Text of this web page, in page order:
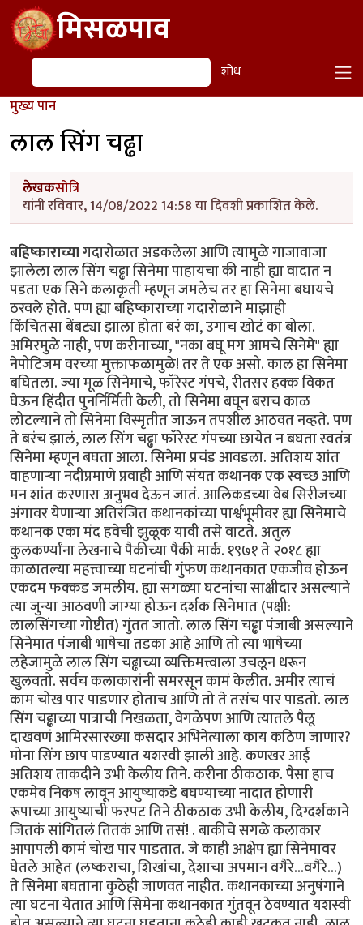
Skip to main contentमिसळपाव
शोध शोध
मुख्य पान
लाल सिंग चढ्ढा
लेखकसोत्रि
यांनी रविवार, 14/08/2022 14:58 या दिवशी प्रकाशित केले.
बहिष्काराच्यागदारोळात अडकलेला आणि त्यामुळे गाजावाजा
झालेला लाल सिंग चढ्ढा सिनेमा पाहायचा की नाही ह्या वादात न
पडता एक सिने कलाकृती म्हणून जमलेच तर हा सिनेमा बघायचे
ठरवले होते. पण ह्या बहिष्काराच्या गदारोळाने माझाही
किंचितसा बेंबट्या झाला होता बरं का, उगाच खोटं का बोला.
अमिरमुळे नाही, पण करीनाच्या, "नका बघू मग आमचे सिनेमे" ह्या
नेपोटिजम वरच्या मुक्ताफळामुळे! तर ते एक असो. काल हा सिनेमा
बघितला. ज्या मूळ सिनेमाचे, फॉरेस्ट गंपचे, रीतसर हक्क विकत
घेऊन हिंदीत पुनर्निर्मिती केली, तो सिनेमा बघून बराच काळ
लोटल्याने तो सिनेमा विस्मृतीत जाऊन तपशील आठवत नव्हते. पण
ते बरंच झालं, लाल सिंग चढ्ढा फॉरेस्ट गंपच्या छायेत न बघता स्वतंत्र
सिनेमा म्हणून बघता आला. सिनेमा प्रचंड आवडला. अतिशय शांत
वाहणाऱ्या नदीप्रमाणे प्रवाही आणि संयत कथानक एक स्वच्छ आणि
मन शांत करणारा अनुभव देऊन जातं. आलिकडच्या वेब सिरीजच्या
अंगावर येणाऱ्या अतिरंजित कथानकांच्या पार्श्वभूमीवर ह्या सिनेमाचे
कथानक एका मंद हवेची झुळूक यावी तसे वाटते. अतुल
कुलकर्ण्यांना लेखनाचे पैकीच्या पैकी मार्क. १९७१ ते २०१८ ह्या
काळातल्या महत्त्वाच्या घटनांची गुंफण कथानकात एकजीव होऊन
एकदम फक्कड जमलीय. ह्या सगळ्या घटनांचा साक्षीदार असल्याने
त्या जुन्या आठवणी जाग्या होऊन दर्शक सिनेमात (पक्षी:
लालसिंगच्या गोष्टीत) गुंतत जातो. लाल सिंग चढ्ढा पंजाबी असल्याने
सिनेमात पंजाबी भाषेचा तडका आहे आणि तो त्या भाषेच्या
लहेजामुळे लाल सिंग चढ्ढाच्या व्यक्तिमत्त्वाला उचलून धरून
खुलवतो. सर्वच कलाकारांनी समरसून कामं केलीत. अमीर त्याचं
काम चोख पार पाडणार होताच आणि तो ते तसंच पार पाडतो. लाल
सिंग चढ्ढाच्या पात्राची निखळता, वेगळेपण आणि त्यातले पैलू
दाखवणं आमिरसारख्या कसदार अभिनेत्याला काय कठिण जाणार?
मोना सिंग छाप पाडण्यात यशस्वी झाली आहे. कणखर आई
अतिशय ताकदीने उभी केलीय तिने. करीना ठीकठाक. पैसा हाच
एकमेव निकष लावून आयुष्याकडे बघण्याच्या नादात होणारी
रूपाच्या आयुष्याची फरपट तिने ठीकठाक उभी केलीय, दिग्दर्शकाने
जितकं सांगितलं तितकं आणि तसं! . बाकीचे सगळे कलाकार
आपापली कामं चोख पार पाडतात. जे काही आक्षेप ह्या सिनेमावर
घेतले आहेत (लष्कराचा, शिखांचा, देशाचा अपमान वगैरे...वगैरे...)
ते सिनेमा बघताना कुठेही जाणवत नाहीत. कथानकाच्या अनुषंगाने
त्या घटना येतात आणि सिमेना कथानकात गुंतवून ठेवण्यात यशस्वी